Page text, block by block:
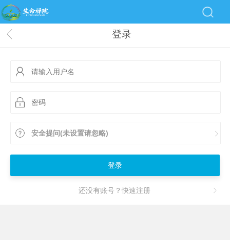
登录
安全提问(未设置请忽略)
登录
还没有账号？快速注册